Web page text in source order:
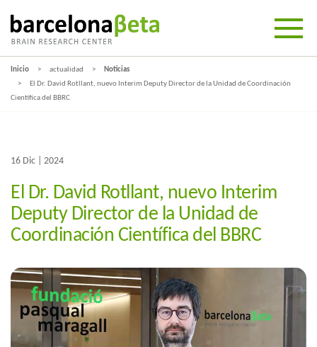
Inicio actualidad
Noticias
El Dr. David Rotllant, nuevo Interim Deputy Director de la Unidad de Coordinación
Científica del BBRC
16 Dic | 2024
El Dr. David Rotllant, nuevo Interim
Deputy Director de la Unidad de
Coordinación Científica del BBRC